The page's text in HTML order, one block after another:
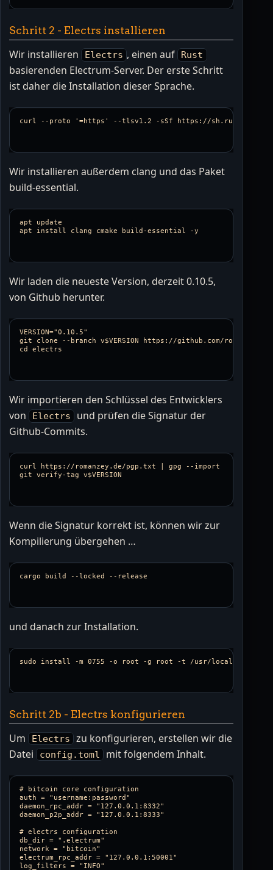
Schritt 2 - Electrs installieren
Wir installieren Electrs , einen auf Rust
basierenden Electrum-Server. Der erste Schritt
ist daher die Installation dieser Sprache.
Wir installieren außerdem clang und das Paket
build-essential.
apt update
Wir laden die neueste Version, derzeit 0.10.5,
von Github herunter.
VERSION="0.10.5"
git clone --branch v$VERSION https://github.com/romanz/
Wir importieren den Schlüssel des Entwicklers
von
Electrs
und prüfen die Signatur der
Github-Commits.
curl https://romanzey.de/pgp.txt | gpg --import
Wenn die Signatur korrekt ist, können wir zur
Kompilierung übergehen …
und danach zur Installation.
Schritt 2b - Electrs konfigurieren
Um Electrs
zu konfigurieren, erstellen wir die
Datei
config.toml mit folgendem Inhalt.
# bitcoin core configuration
auth = "username:password"
daemon_rpc_addr = "127.0.0.1:8332"
daemon_p2p_addr = "127.0.0.1:8333"
# electrs configuration
db_dir = ".electrum"
network = "bitcoin"
electrum_rpc_addr = "127.0.0.1:50001"